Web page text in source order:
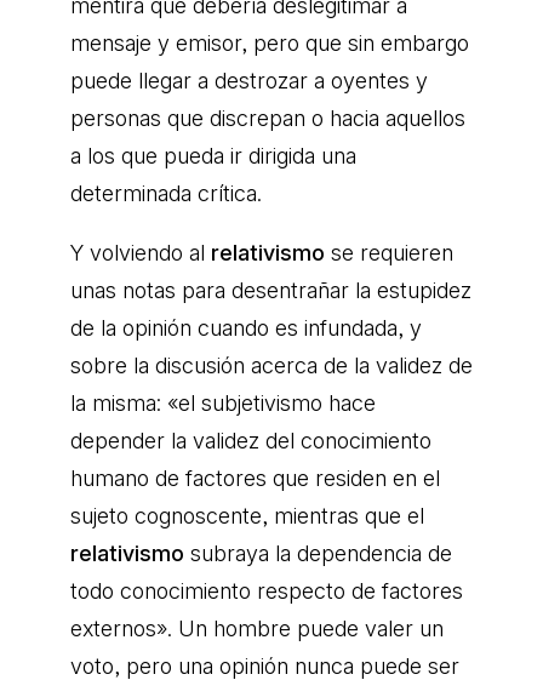
mentira que debería deslegitimar a
mensaje y emisor, pero que sin embargo
puede llegar a destrozar a oyentes y
personas que discrepan o hacia aquellos
a los que pueda ir dirigida una
determinada crítica.
Y volviendo al relativismo se requieren
unas notas para desentrañar la estupidez
de la opinión cuando es infundada, y
sobre la discusión acerca de la validez de
la misma: «el subjetivismo hace
depender la validez del conocimiento
humano de factores que residen en el
sujeto cognoscente, mientras que el
relativismo subraya la dependencia de
todo conocimiento respecto de factores
externos». Un hombre puede valer un
voto, pero una opinión nunca puede ser